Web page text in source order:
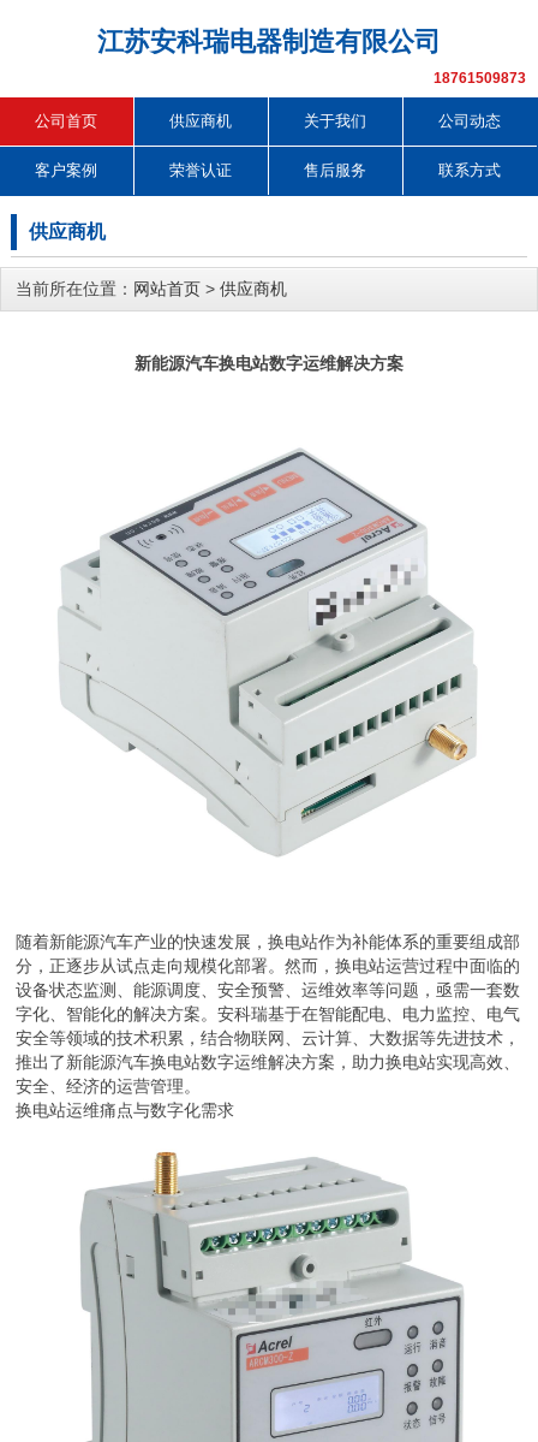
江苏安科瑞电器制造有限公司
18761509873
公司首页 供应商机 关于我们 公司动态
客户案例 荣誉认证 售后服务 联系方式
供应商机
当前所在位置： 网站首页 > 供应商机
新能源汽车换电站数字运维解决方案
随着新能源汽车产业的快速发展，换电站作为补能体系的重要组成部
分，正逐步从试点走向规模化部署。然而，换电站运营过程中面临的
设备状态监测、能源调度、安全预警、运维效率等问题，亟需一套数
字化、智能化的解决方案。安科瑞基于在智能配电、电力监控、电气
安全等领域的技术积累，结合物联网、云计算、大数据等先进技术，
推出了新能源汽车换电站数字运维解决方案，助力换电站实现高效、
安全、经济的运营管理。
换电站运维痛点与数字化需求